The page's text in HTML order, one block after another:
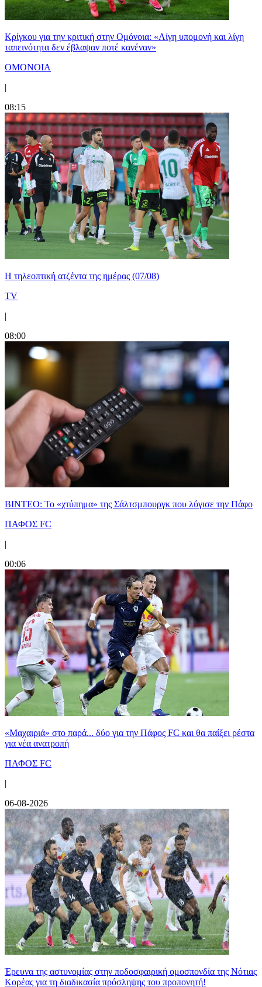
Κρίγκου για την κριτική στην Ομόνοια: «Λίγη υπομονή και λίγη
ταπεινότητα δεν έβλαψαν ποτέ κανέναν»
ΟΜΟΝΟΙΑ
|
08:15
Η τηλεοπτική ατζέντα της ημέρας (07/08)
TV
|
08:00
ΒΙΝΤΕΟ: Το «χτύπημα» της Σάλτσμπουργκ που λύγισε την Πάφο
ΠΑΦΟΣ FC
|
00:06
«Μαχαιριά» στο παρά... δύο για την Πάφος FC και θα παίξει ρέστα
για νέα ανατροπή
ΠΑΦΟΣ FC
|
06-08-2026
Έρευνα της αστυνομίας στην ποδοσφαιρική ομοσπονδία της Νότιας
Κορέας για τη διαδικασία πρόσληψης του προπονητή!